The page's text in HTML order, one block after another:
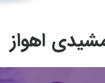
اهواز